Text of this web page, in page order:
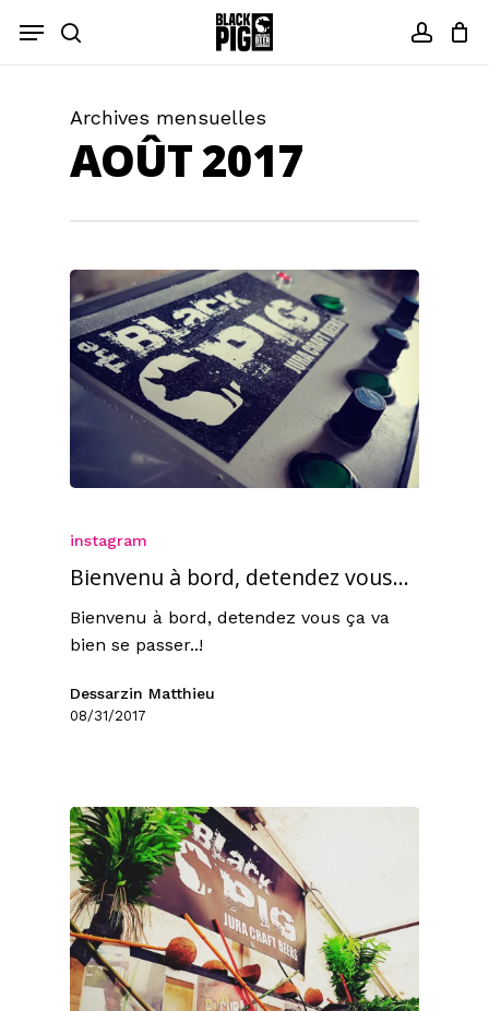
recherche
Menu
Archives mensuelles
AOÛT 2017
instagram
Bienvenu à bord, detendez vous…
Bienvenu à bord, detendez vous ça va
bien se passer..!
Dessarzin Matthieu
08/31/2017